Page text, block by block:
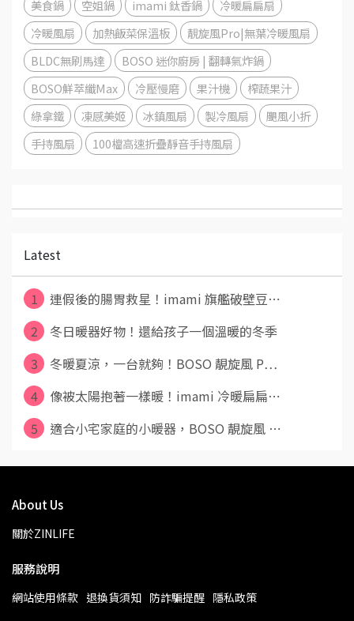
美食鍋
空姐鍋 imami 鈦香鍋
冷暖扁扁扇
冷暖風扇
加熱飯菜保溫板
靚旋風Pro|無葉冷暖風扇
BLDC無刷馬達
BOSO 迷你廚房 | 翻轉氣炸鍋
BOSO鮮萃纖Max
冷壓慢磨 果汁機
榨蔬果汁
綠拿鐵
凍感美姬 冰鎮風扇 製冷風扇
颶風小折
手持風扇
100檔高速折疊靜音手持風扇
Latest
1
連假後的腸胃救星！imami 旗艦破壁豆⋯
2
冬日暖器好物！還給孩子一個溫暖的冬季
3
冬暖夏涼，一台就夠！BOSO 靚旋風 P⋯
4
像被太陽抱著一樣暖！imami 冷暖扁扁⋯
5
適合小宅家庭的小暖器，BOSO 靚旋風 ⋯
About Us
關於ZINLIFE
服務說明
網站使用條款 退換貨須知 防詐騙提醒 隱私政策